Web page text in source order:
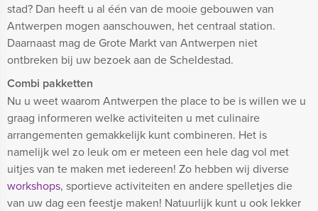
stad? Dan heeft u al één van de mooie gebouwen van
Antwerpen mogen aanschouwen, het centraal station.
Daarnaast mag de Grote Markt van Antwerpen niet
ontbreken bij uw bezoek aan de Scheldestad.
Combi pakketten
Nu u weet waarom Antwerpen the place to be is willen we u
graag informeren welke activiteiten u met culinaire
arrangementen gemakkelijk kunt combineren. Het is
namelijk wel zo leuk om er meteen een hele dag vol met
uitjes van te maken met iedereen! Zo hebben wij diverse
workshops, sportieve activiteiten en andere spelletjes die
van uw dag een feestje maken! Natuurlijk kunt u ook lekker